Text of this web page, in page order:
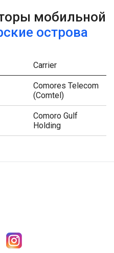
мобильной
острова
Carrier
Comores Telecom
(Comtel)
Comoro Gulf
Holding